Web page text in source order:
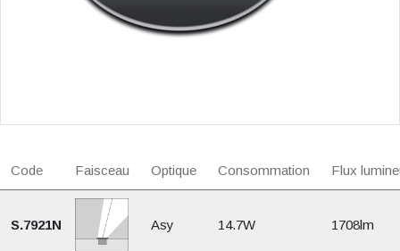
Code Faisceau Optique Consommation Flux
S.7921N Asy 14.7W 1708lm